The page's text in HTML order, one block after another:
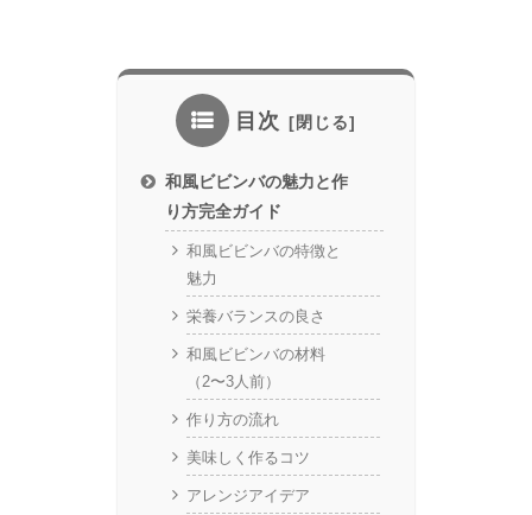
目次
和風ビビンバの魅力と作
り方完全ガイド
和風ビビンバの特徴と
魅力
栄養バランスの良さ
和風ビビンバの材料
（2〜3人前）
作り方の流れ
美味しく作るコツ
アレンジアイデア